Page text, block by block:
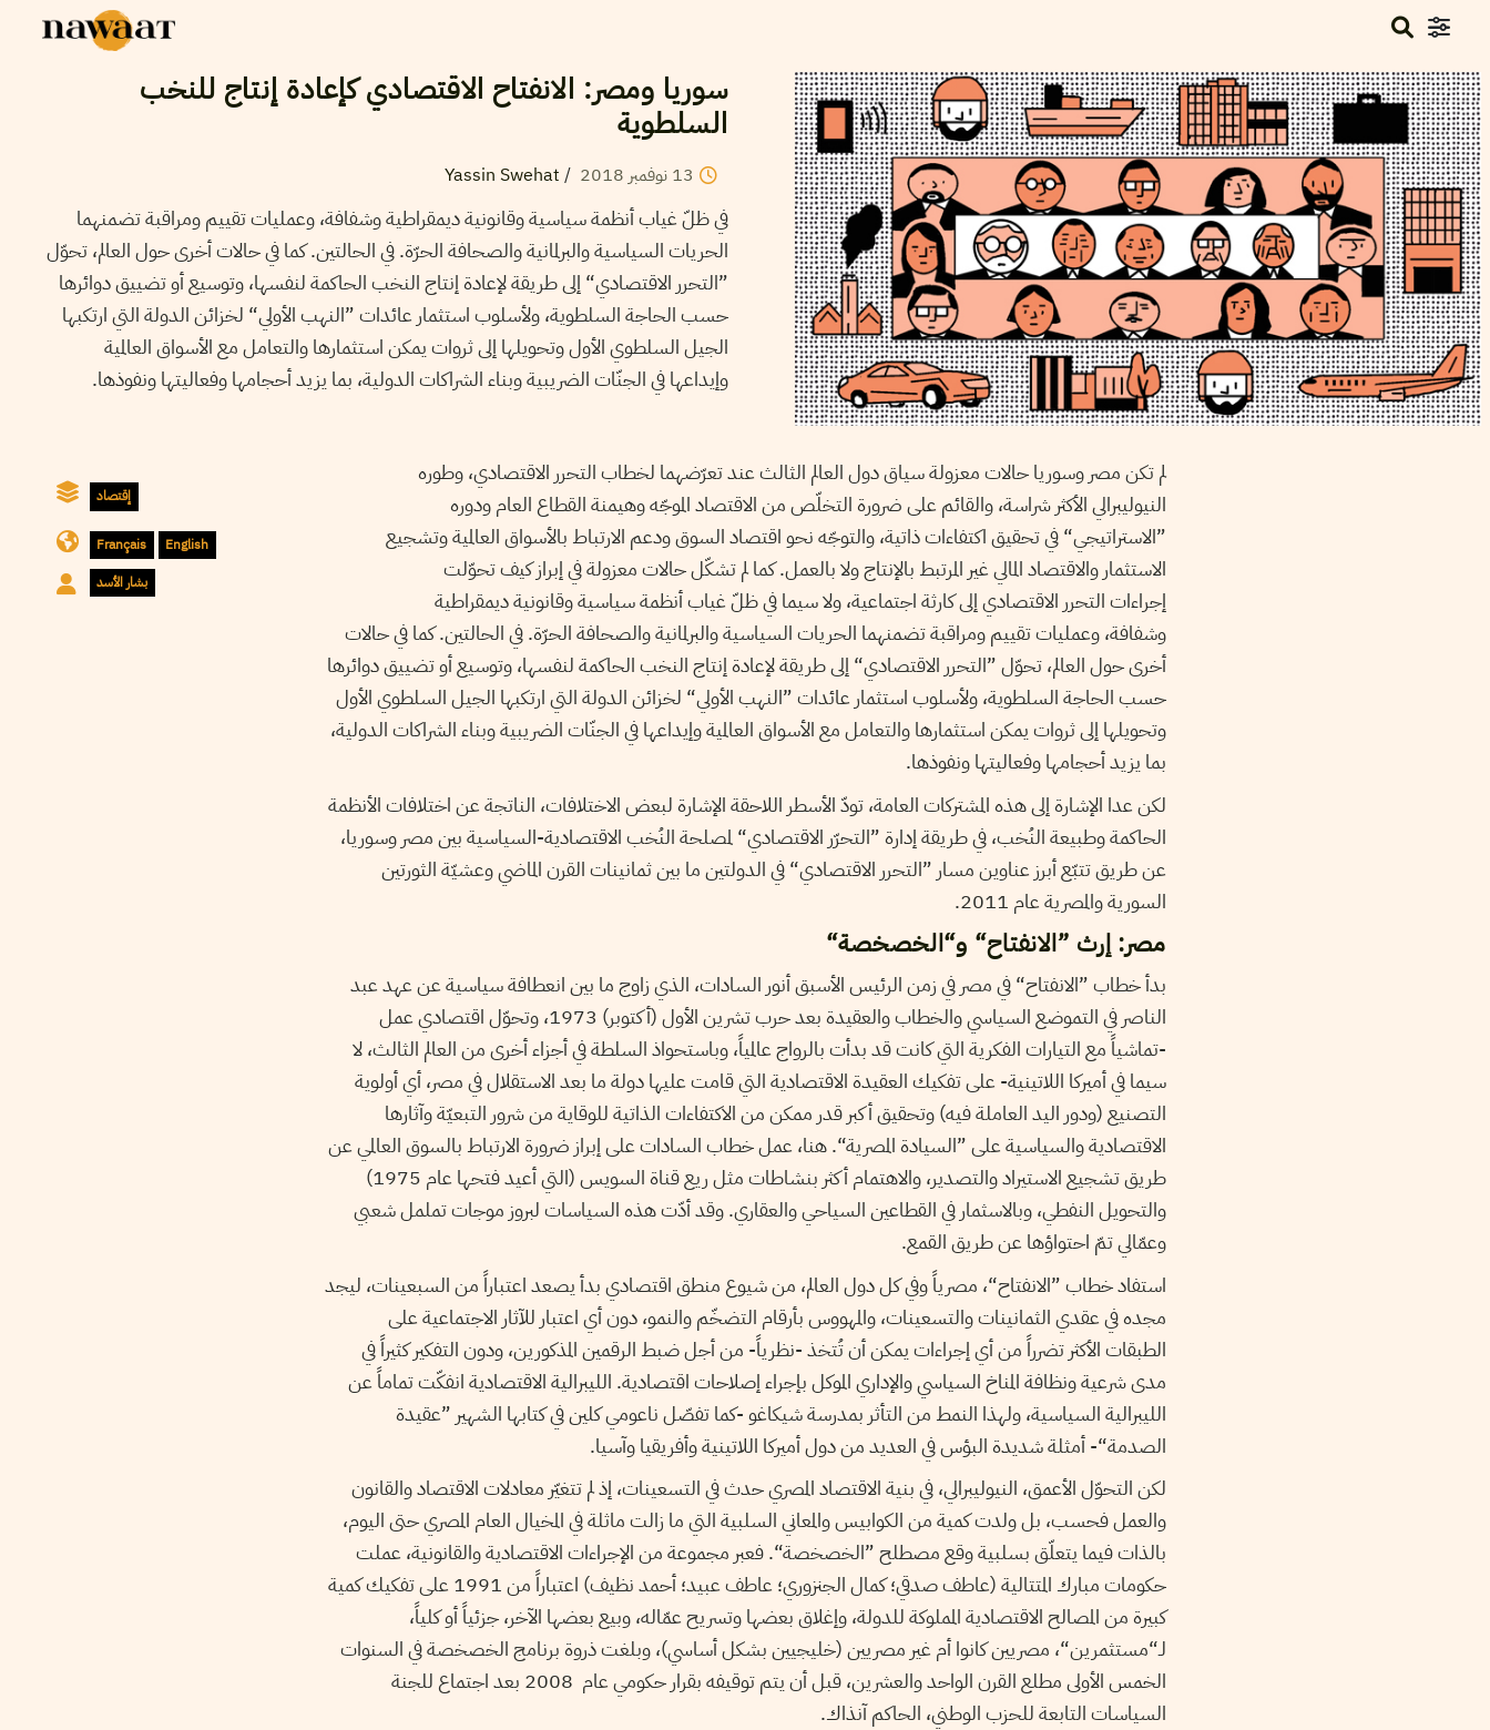
سوريا ومصر: الانفتاح الاقتصادي كإعادة إنتاج للنخب
السلطوية
13 نوفمبر 2018
/
Yassin Swehat
في ظلّ غياب أنظمة سياسية وقانونية ديمقراطية وشفافة، وعمليات تقييم ومراقبة تضمنهما
الحريات السياسية والبرلمانية والصحافة الحرّة. في الحالتين. كما في حالات أخرى حول العالم، تحوّل
”التحرر الاقتصادي“ إلى طريقة لإعادة إنتاج النخب الحاكمة لنفسها، وتوسيع أو تضييق دوائرها
حسب الحاجة السلطوية، ولأسلوب استثمار عائدات ”النهب الأولي“ لخزائن الدولة التي ارتكبها
الجيل السلطوي الأول وتحويلها إلى ثروات يمكن استثمارها والتعامل مع الأسواق العالمية
وإيداعها في الجنّات الضريبية وبناء الشراكات الدولية، بما يزيد أحجامها وفعاليتها ونفوذها.
إقتصاد
Français
English
بشار الأسد
لم تكن مصر وسوريا حالات معزولة سياق دول العالم الثالث عند تعرّضهما لخطاب التحرر الاقتصادي، وطوره
النيوليبرالي الأكثر شراسة، والقائم على ضرورة التخلّص من الاقتصاد الموجّه وهيمنة القطاع العام ودوره
”الاستراتيجي“ في تحقيق اكتفاءات ذاتية، والتوجّه نحو اقتصاد السوق ودعم الارتباط بالأسواق العالمية وتشجيع
الاستثمار والاقتصاد المالي غير المرتبط بالإنتاج ولا بالعمل. كما لم تشكّل حالات معزولة في إبراز كيف تحوّلت
إجراءات التحرر الاقتصادي إلى كارثة اجتماعية، ولا سيما في ظلّ غياب أنظمة سياسية وقانونية ديمقراطية
وشفافة، وعمليات تقييم ومراقبة تضمنهما الحريات السياسية والبرلمانية والصحافة الحرّة. في الحالتين. كما في حالات
أخرى حول العالم، تحوّل ”التحرر الاقتصادي“ إلى طريقة لإعادة إنتاج النخب الحاكمة لنفسها، وتوسيع أو تضييق دوائرها
حسب الحاجة السلطوية، ولأسلوب استثمار عائدات ”النهب الأولي“ لخزائن الدولة التي ارتكبها الجيل السلطوي الأول
وتحويلها إلى ثروات يمكن استثمارها والتعامل مع الأسواق العالمية وإيداعها في الجنّات الضريبية وبناء الشراكات الدولية،
بما يزيد أحجامها وفعاليتها ونفوذها.
لكن عدا الإشارة إلى هذه المشتركات العامة، تودّ الأسطر اللاحقة الإشارة لبعض الاختلافات، الناتجة عن اختلافات الأنظمة
الحاكمة وطبيعة النُخب، في طريقة إدارة ”التحرّر الاقتصادي“ لمصلحة النُخب الاقتصادية-السياسية بين مصر وسوريا،
عن طريق تتبّع أبرز عناوين مسار ”التحرر الاقتصادي“ في الدولتين ما بين ثمانينات القرن الماضي وعشيّة الثورتين
السورية والمصرية عام 2011.
مصر: إرث ”الانفتاح“ و“الخصخصة“
بدأ خطاب ”الانفتاح“ في مصر في زمن الرئيس الأسبق أنور السادات، الذي زاوج ما بين انعطافة سياسية عن عهد عبد
الناصر في التموضع السياسي والخطاب والعقيدة بعد حرب تشرين الأول (أكتوبر) 1973، وتحوّل اقتصادي عمل
-تماشياً مع التيارات الفكرية التي كانت قد بدأت بالرواج عالمياً، وباستحواذ السلطة في أجزاء أخرى من العالم الثالث، لا
سيما في أميركا اللاتينية- على تفكيك العقيدة الاقتصادية التي قامت عليها دولة ما بعد الاستقلال في مصر، أي أولوية
التصنيع (ودور اليد العاملة فيه) وتحقيق أكبر قدر ممكن من الاكتفاءات الذاتية للوقاية من شرور التبعيّة وآثارها
الاقتصادية والسياسية على ”السيادة المصرية“. هنا، عمل خطاب السادات على إبراز ضرورة الارتباط بالسوق العالمي عن
طريق تشجيع الاستيراد والتصدير، والاهتمام أكثر بنشاطات مثل ريع قناة السويس (التي أعيد فتحها عام 1975)
والتحويل النفطي، وبالاسثمار في القطاعين السياحي والعقاري. وقد أدّت هذه السياسات لبروز موجات تململ شعبي
وعمّالي تمّ احتواؤها عن طريق القمع.
استفاد خطاب ”الانفتاح“، مصرياً وفي كل دول العالم، من شيوع منطق اقتصادي بدأ يصعد اعتباراً من السبعينات، ليجد
مجده في عقدي الثمانينات والتسعينات، والمهووس بأرقام التضخّم والنمو، دون أي اعتبار للآثار الاجتماعية على
الطبقات الأكثر تضرراً من أي إجراءات يمكن أن تُتخذ -نظرياً- من أجل ضبط الرقمين المذكورين، ودون التفكير كثيراً في
مدى شرعية ونظافة المناخ السياسي والإداري الموكل بإجراء إصلاحات اقتصادية. الليبرالية الاقتصادية انفكّت تماماً عن
الليبرالية السياسية، ولهذا النمط من التأثر بمدرسة شيكاغو -كما تفصّل ناعومي كلين في كتابها الشهير ”عقيدة
الصدمة“- أمثلة شديدة البؤس في العديد من دول أميركا اللاتينية وأفريقيا وآسيا.
لكن التحوّل الأعمق، النيوليبرالي، في بنية الاقتصاد المصري حدث في التسعينات، إذ لم تتغيّر معادلات الاقتصاد والقانون
والعمل فحسب، بل ولدت كمية من الكوابيس والمعاني السلبية التي ما زالت ماثلة في المخيال العام المصري حتى اليوم،
بالذات فيما يتعلّق بسلبية وقع مصطلح ”الخصخصة“. فعبر مجموعة من الإجراءات الاقتصادية والقانونية، عملت
حكومات مبارك المتتالية (عاطف صدقي؛ كمال الجنزوري؛ عاطف عبيد؛ أحمد نظيف) اعتباراً من 1991 على تفكيك كمية
كبيرة من المصالح الاقتصادية المملوكة للدولة، وإغلاق بعضها وتسريح عمّاله، وبيع بعضها الآخر، جزئياً أو كلياً،
لـ“مستثمرين“، مصريين كانوا أم غير مصريين (خليجيين بشكل أساسي)، وبلغت ذروة برنامج الخصخصة في السنوات
الخمس الأولى مطلع القرن الواحد والعشرين، قبل أن يتم توقيفه بقرار حكومي عام 2008 بعد اجتماع للجنة
السياسات التابعة للحزب الوطني، الحاكم آنذاك.